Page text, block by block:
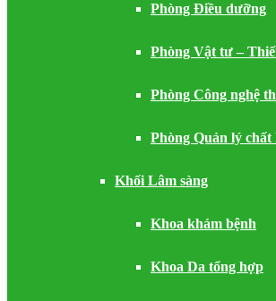
Phòng Điều dưỡng
Phòng Vật tư –
Phòng Công nghệ
Phòng Quản lý
Khối Lâm sàng
Khoa khám bệnh
Khoa Da tổng hợp